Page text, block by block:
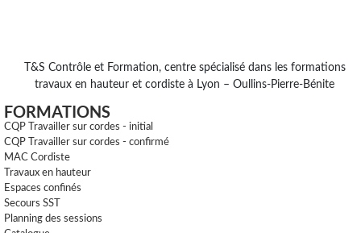
T&S Contrôle et Formation, centre spécialisé dans les formations
travaux en hauteur et cordiste à Lyon – Oullins-Pierre-Bénite
FORMATIONS
CQP Travailler sur cordes - initial
CQP Travailler sur cordes - confirmé
MAC Cordiste
Travaux en hauteur
Espaces confinés
Secours SST
Planning des sessions